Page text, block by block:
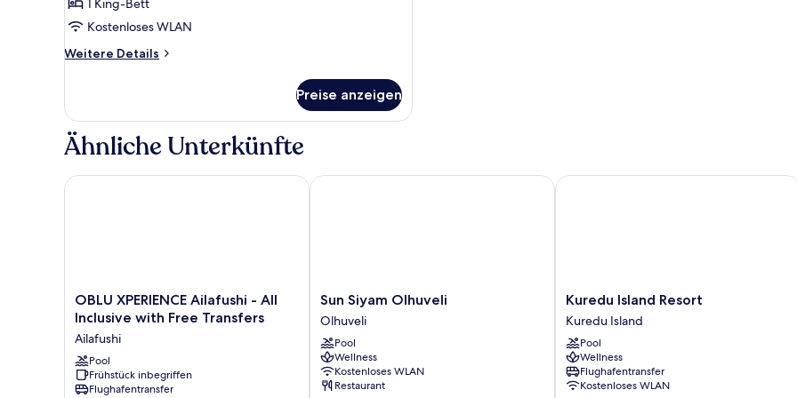
(Sunset
Water)
anzeigen
1 King-Bett
Kostenloses WLAN
Weitere Details
Weitere
(Sunset
Water)
Preise anzeigen
Ähnliche Unterkünfte
OBLU
XPERIENCE
-
All
Inclusive
with
OBLU XPERIENCE Ailafushi - All
Inclusive with Free Transfers
Ailafushi
Pool
Frühstück inbegriffen
Flughafentransfer
OBLU XPERIENCE Ailafushi - All Inclusive with Free Transfers
Sun
Siyam
Olhuveli
Olhuveli
Sun Siyam Olhuveli
Olhuveli
Pool
Wellness
Kostenloses WLAN
Restaurant
Sun Siyam Olhuveli
Kuredu
Island
Resort
Kuredu
Island
Kuredu Island Resort
Kuredu Island
Pool
Wellness
Flughafentransfer
Kostenloses WLAN
Kuredu Island Resort